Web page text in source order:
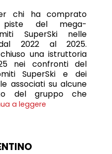
chi ha comprato
del mega-
SuperSki nelle
2022 al 2025.
una istruttoria
nei confronti del
SuperSki e dei
associati su alcune
del gruppo che
a leggere